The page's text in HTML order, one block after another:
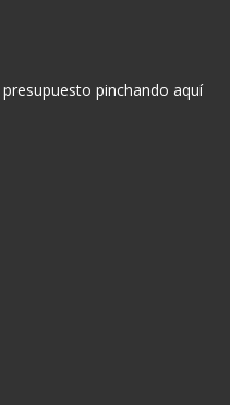
pinchando aquí